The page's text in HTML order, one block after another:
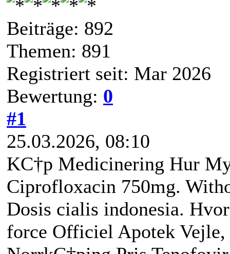
Beiträge: 892
Themen: 891
Registriert seit: Mar 2026
Bewertung: 0
#1
25.03.2026, 08:10
KС†p Medicinering Hur
Ciprofloxacin 750mg.
Dosis cialis indonesia.
force Officiel Apotek Vejle,